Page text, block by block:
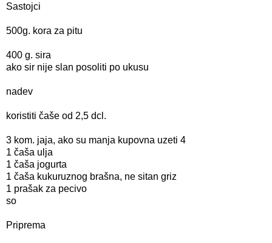
Sastojci
500g. kora za pitu
400 g. sira
ako sir nije slan posoliti po ukusu
nadev
koristiti čaše od 2,5 dcl.
3 kom. jaja, ako su manja kupovna uzeti 4
1 čaša ulja
1 čaša jogurta
1 čaša kukuruznog brašna, ne sitan griz
1 prašak za pecivo
so
Priprema